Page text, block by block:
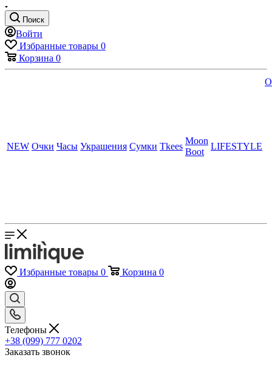
Поиск
Войти
Избранные товары 0
Корзина 0
NEW Очки Часы Украшения Сумки Tkees
Moon
Boot
LIFESTYLE
Избранные товары 0 Корзина 0
Телефоны
+38 (099) 777 0202
Заказать звонок